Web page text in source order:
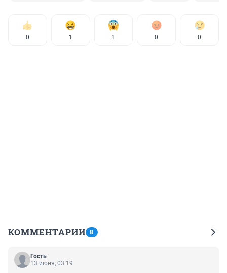
0 1 1 0 0
КОММЕНТАРИИ 8
Гость
13 июня, 03:19